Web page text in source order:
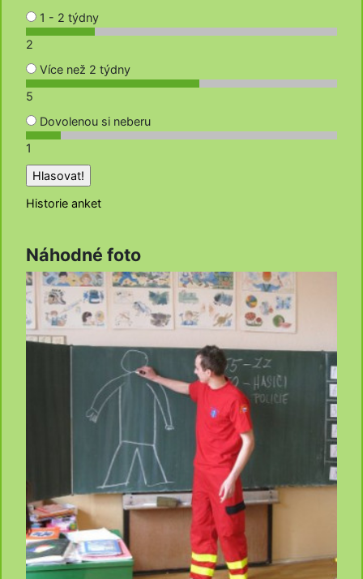
1 - 2 týdny
2
Více než 2 týdny
5
Dovolenou si neberu
1
Historie anket
Náhodné foto